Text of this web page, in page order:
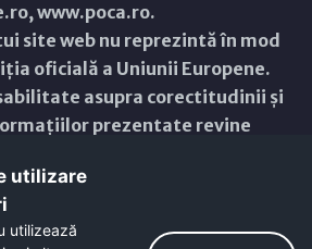
,www.poca.ro.
site web nu reprezintă în mod
oficială a Uniunii Europene.
asupra corectitudinii și
prezentate revine
2026 -
utilizare
utilizează